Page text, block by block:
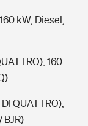
kW, Diesel,
160
QUATTRO),
BJR)